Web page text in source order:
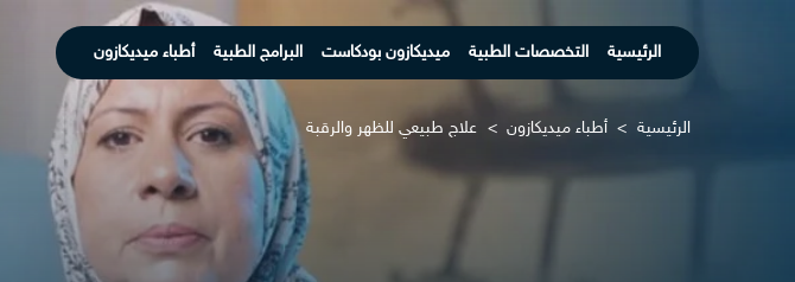
الرئيسية التخصصات الطبية ميديكازون بودكاست البرامج الطبية أطباء ميديكازون
الرئيسية > أطباء ميديكازون > علاج طبيعي للظهر والرقبة